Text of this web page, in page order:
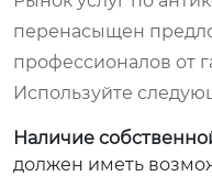
перенасыщен
профессионалов от
Используйте
Наличие
должен иметь